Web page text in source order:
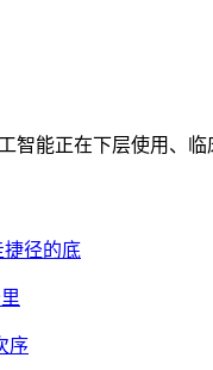
智能正在下层使用、
捷径的底
序